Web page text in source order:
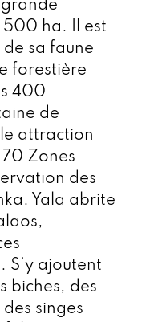
500 ha. Il est
sa faune
forestière
400
de
attraction
70 Zones
des
Yala abrite
S’y ajoutent
biches, des
singes